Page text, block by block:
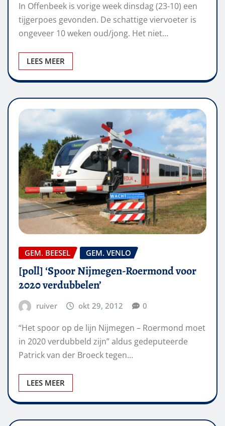
In Offenbeek is vorige week dinsdag (23-10) een
tijgerpoes gevonden. De schattige viervoeter is
ongeveer 10 weken oud/jong. Het niet…
LEES MEER
GEM. BEESEL GEM. VENLO
[poll] ‘Spoor Nijmegen-Roermond voor
2020 verdubbelen’
ruiver okt 29, 2012 0
“Het spoor op de lijn Nijmegen – Roermond moet
in 2020 verdubbeld zijn” aldus gedeputeerde
Patrick van der Broeck tegen…
LEES MEER